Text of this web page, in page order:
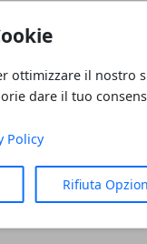
ottimizzare il nostro
dare il tuo
Policy
Rifiuta